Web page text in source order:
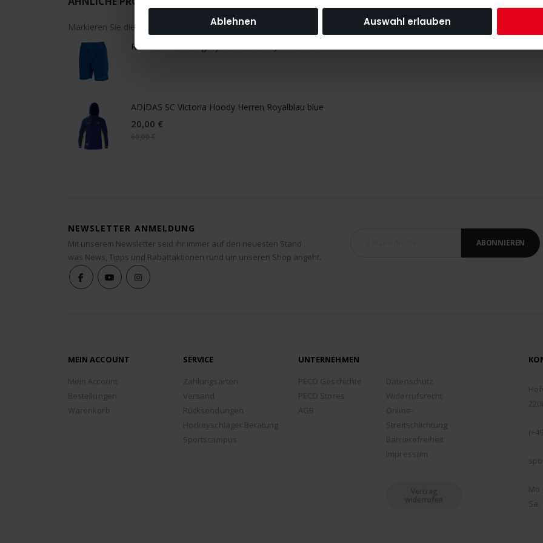
Ablehnen Auswahl erlauben
Markieren Sie die Artikel, um Sie dem Warenkorb hinzuzufügen oder
Alle auswählen
ReeceAustralia Legacy Short Herren Junior 2012
ADIDAS SC Victoria Hoody Herren Royalblau blue
20,00 €
NEWSLETTER ANMELDUNG
Mit unserem Newsletter seid ihr immer auf den neuesten Stand
was News, Tipps und Rabattaktionen rund um unseren Shop angeht.
ABONNIEREN
MEIN ACCOUNT
Mein Account
Bestellungen
Warenkorb
SERVICE
Zahlungsarten
Versand
Rücksendungen
Hockeyschläger Beratung
Sportscampus
UNTERNEHMEN
PECO Geschichte
PECO Stores
AGB
Datenschutz
Widerrufsrecht
Online-
Streitschlichtung
Barrierefreiheit
Impressum
Vertrag
widerrufen
Mo
Sa: